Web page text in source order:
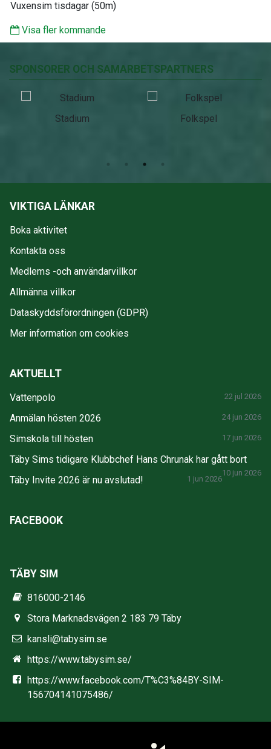
Vuxensim tisdagar (50m)
Visa fler kommande
SPONSORER OCH SAMARBETSPARTNERS
Stadium Folkspel
VIKTIGA LÄNKAR
Boka aktivitet
Kontakta oss
Medlems -och användarvillkor
Allmänna villkor
Dataskyddsförordningen (GDPR)
Mer information om cookies
AKTUELLT
Vattenpolo 22 jul 2026
Anmälan hösten 2026 24 jun 2026
Simskola till hösten 17 jun 2026
Täby Sims tidigare Klubbchef Hans Chrunak har gått bort
10 jun 2026
Täby Invite 2026 är nu avslutad! 1 jun 2026
FACEBOOK
TÄBY SIM
816000-2146
Stora Marknadsvägen 2 183 79 Täby
kansli@tabysim.se
https://www.tabysim.se/
https://www.facebook.com/T%C3%84BY-SIM-
156704141075486/